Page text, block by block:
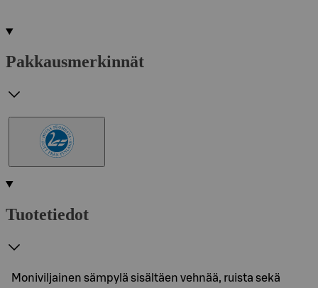
Pakkausmerkinnät
Tuotetiedot
Moniviljainen sämpylä sisältäen vehnää, ruista sekä